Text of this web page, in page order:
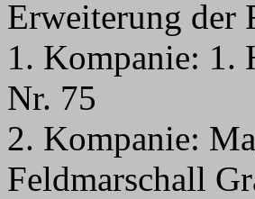
Erweiterung der
1. Kompanie: 1.
Nr. 75
2. Kompanie:
Feldmarschall